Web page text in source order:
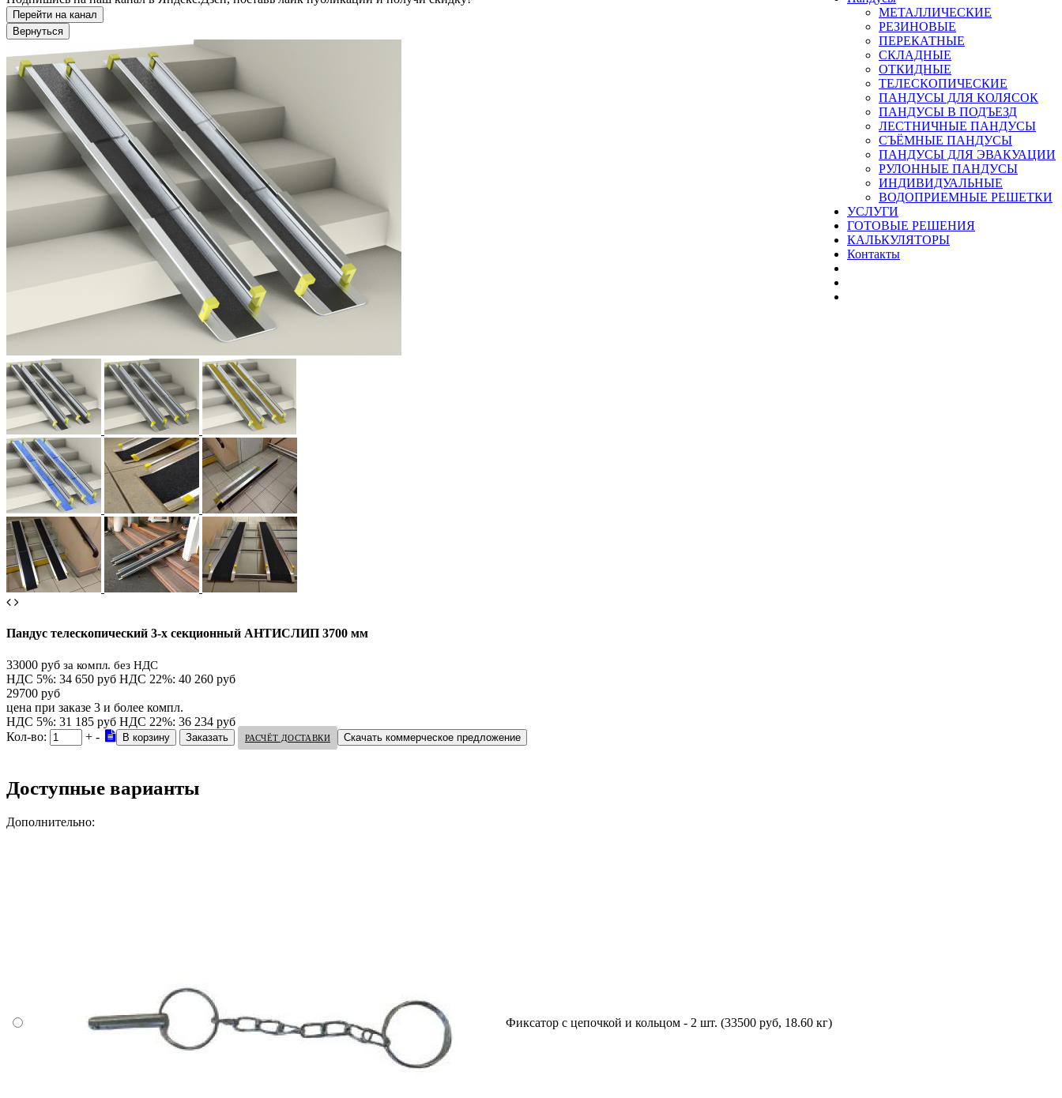
МЕТАЛЛИЧЕСКИЕ
РЕЗИНОВЫЕ
ПЕРЕКАТНЫЕ
СКЛАДНЫЕ
ОТКИДНЫЕ
ТЕЛЕСКОПИЧЕСКИЕ
ПАНДУСЫ ДЛЯ КОЛЯСОК
ПАНДУСЫ В ПОДЪЕЗД
ЛЕСТНИЧНЫЕ ПАНДУСЫ
CЪЁМНЫЕ ПАНДУСЫ
ПАНДУСЫ ДЛЯ ЭВАКУАЦИИ
РУЛОННЫЕ ПАНДУСЫ
ИНДИВИДУАЛЬНЫЕ
ВОДОПРИЕМНЫЕ РЕШЕТКИ
УСЛУГИ
ГОТОВЫЕ РЕШЕНИЯ
КАЛЬКУЛЯТОРЫ
Контакты
Пандус телескопический 3-х секционный АНТИСЛИП 3700 мм
33000 руб за компл. без НДС
НДС 5%: 34 650 руб НДС 22%: 40 260 руб
29700 руб
цена при заказе 3 и более компл.
НДС 5%: 31 185 руб НДС 22%: 36 234 руб
Кол-во:
+ - РАСЧЁТ ДОСТАВКИ Скачать коммерческое предложение
Доступные варианты
Дополнительно:
Фиксатор с цепочкой и кольцом - 2 шт. (33500 руб, 18.60 кг)